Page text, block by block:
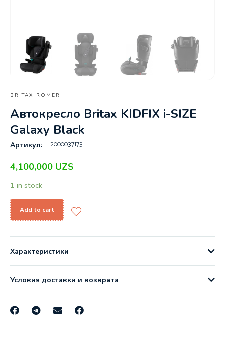
BRITAX ROMER
Автокресло Britax KIDFIX i-SIZE
Galaxy Black
Артикул: 2000037173
4,100,000 UZS
1 in stock
Add to cart
Характеристики
Условия доставки и возврата